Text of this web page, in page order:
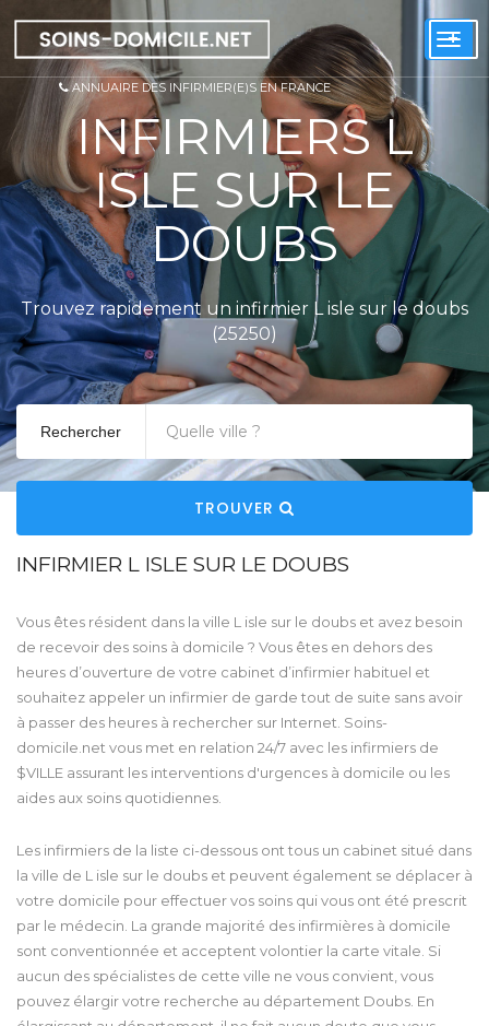
+
ANNUAIRE DES INFIRMIER(E)S EN FRANCE
INFIRMIERS L
ISLE SUR LE
DOUBS
Trouvez rapidement un infirmier L isle sur le doubs
(25250)
Rechercher
TROUVER
INFIRMIER L ISLE SUR LE DOUBS
Vous êtes résident dans la ville L isle sur le doubs et avez besoin
de recevoir des soins à domicile ? Vous êtes en dehors des
heures d’ouverture de votre cabinet d’infirmier habituel et
souhaitez appeler un infirmier de garde tout de suite sans avoir
à passer des heures à rechercher sur Internet. Soins-
domicile.net vous met en relation 24/7 avec les infirmiers de
$VILLE assurant les interventions d'urgences à domicile ou les
aides aux soins quotidiennes.
Les infirmiers de la liste ci-dessous ont tous un cabinet situé dans
la ville de L isle sur le doubs et peuvent également se déplacer à
votre domicile pour effectuer vos soins qui vous ont été prescrit
par le médecin. La grande majorité des infirmières à domicile
sont conventionnée et acceptent volontier la carte vitale. Si
aucun des spécialistes de cette ville ne vous convient, vous
pouvez élargir votre recherche au département Doubs. En